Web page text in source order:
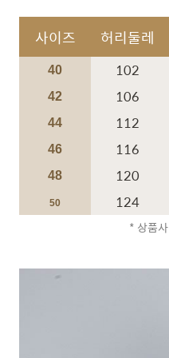
사이즈 허리둘레
40 102
42 106
44 112
46 116
48 120
50 124
* 상품